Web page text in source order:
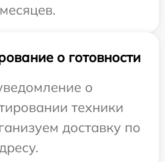
о готовности
о
техники
доставку по